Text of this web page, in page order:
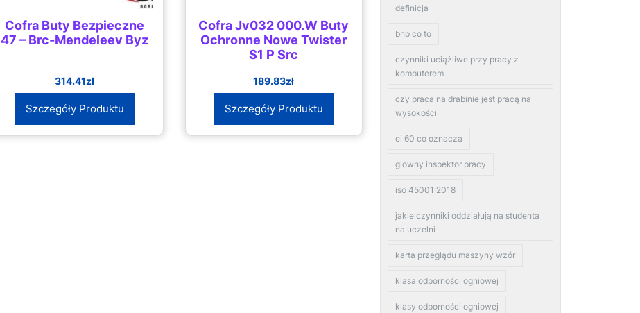
Cofra Buty Bezpieczne
47 – Brc-Mendeleev Byz
314.41zł
Szczegóły Produktu
Cofra Jv032 000.W Buty
Ochronne Nowe Twister
S1 P Src
189.83zł
Szczegóły Produktu
definicja
bhp co to
czynniki uciążliwe przy pracy z
komputerem
czy praca na drabinie jest pracą na
wysokości
ei 60 co oznacza
glowny inspektor pracy
iso 45001:2018
jakie czynniki oddziałują na studenta
na uczelni
karta przeglądu maszyny wzór
klasa odporności ogniowej
klasy odporności ogniowej